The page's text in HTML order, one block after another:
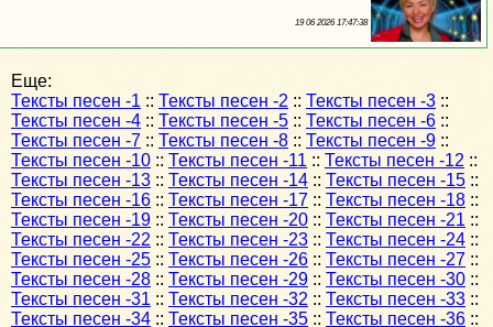
19 06 2026 17:47:38
Еще:
Тексты песен -1 :: Тексты песен -2 :: Тексты песен -3 ::
Тексты песен -4 :: Тексты песен -5 :: Тексты песен -6 ::
Тексты песен -7 :: Тексты песен -8 :: Тексты песен -9 ::
Тексты песен -10 :: Тексты песен -11 :: Тексты песен -12 ::
Тексты песен -13 :: Тексты песен -14 :: Тексты песен -15 ::
Тексты песен -16 :: Тексты песен -17 :: Тексты песен -18 ::
Тексты песен -19 :: Тексты песен -20 :: Тексты песен -21 ::
Тексты песен -22 :: Тексты песен -23 :: Тексты песен -24 ::
Тексты песен -25 :: Тексты песен -26 :: Тексты песен -27 ::
Тексты песен -28 :: Тексты песен -29 :: Тексты песен -30 ::
Тексты песен -31 :: Тексты песен -32 :: Тексты песен -33 ::
Тексты песен -34 :: Тексты песен -35 :: Тексты песен -36 ::